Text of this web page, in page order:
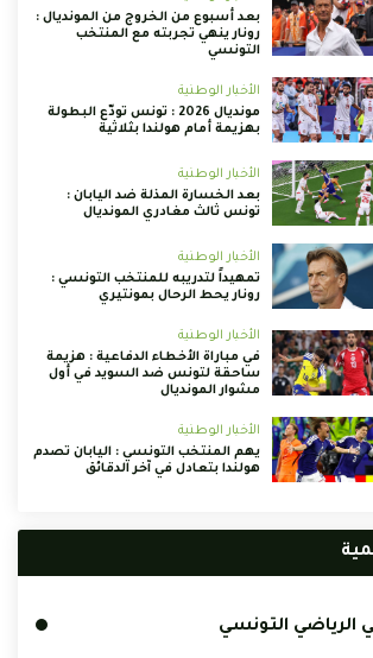
بعد أسبوع من الخروج من المونديال :
رونار ينهي تجربته مع المنتخب
التونسي
الأخبار الوطنية
مونديال 2026 : تونس تودّع البطولة
بهزيمة أمام هولندا بثلاثية
الأخبار الوطنية
بعد الخسارة المذلة ضد اليابان :
تونس ثالث مغادري المونديال
الأخبار الوطنية
تمهيداً لتدريبه للمنتخب التونسي :
رونار يحط الرحال بمونتيري
الأخبار الوطنية
في مباراة الأخطاء الدفاعية : هزيمة
ساحقة لتونس ضد السويد في أول
مشوار المونديال
الأخبار الوطنية
يهم المنتخب التونسي : اليابان تصدم
هولندا بتعادل في آخر الدقائق
الرياضي التونسي